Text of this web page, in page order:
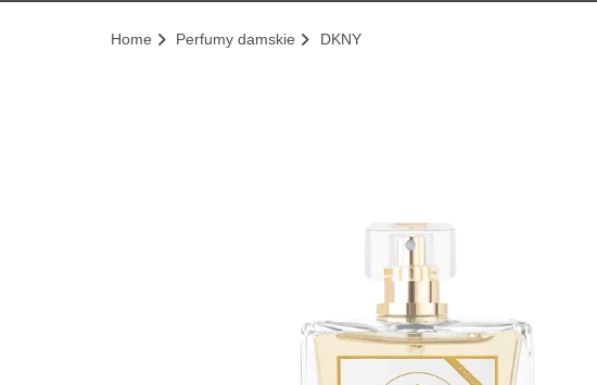
Home Perfumy damskie DKNY